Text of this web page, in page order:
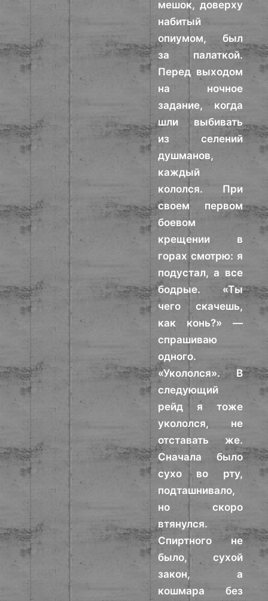
мешок, доверху
набитый
опиумом, был
за палаткой.
Перед выходом
на ночное
задание, когда
шли выбивать
из селений
душманов,
каждый
кололся. При
своем первом
боевом
крещении в
горах смотрю: я
подустал, а все
бодрые. «Ты
чего скачешь,
как конь?» —
спрашиваю
одного.
«Укололся». В
следующий
рейд я тоже
укололся, не
отставать же.
Сначала было
сухо во рту,
подташнивало,
но скоро
втянулся.
Спиртного не
было, сухой
закон, а
кошмара без